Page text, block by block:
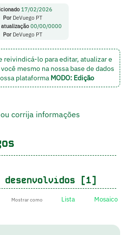
17/02/2026
PorDeVuego PT
00/00/0000
PorDeVuego PT
reivindicá-lo para editar, atualizar e
mesmo na nossa base de dados
plataforma MODO: Edição
corrija informações
desenvolvidos [1]
Mostrar como Lista Mosaico